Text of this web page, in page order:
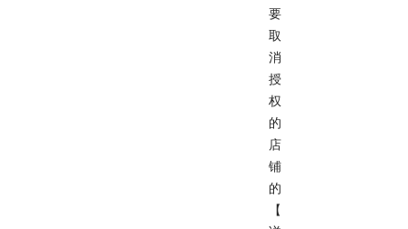
要
取
消
授
权
的
店
铺
的
【